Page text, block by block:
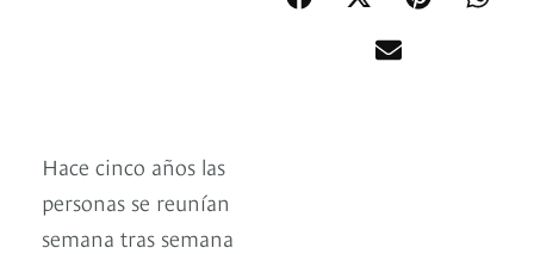
Hace cinco años las
personas se reunían
semana tras semana